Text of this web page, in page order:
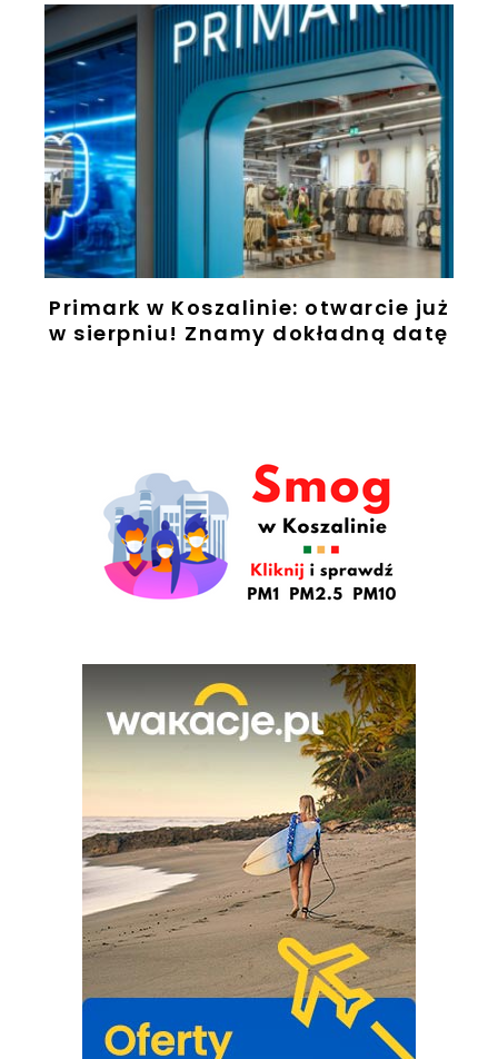
Primark w Koszalinie: otwarcie już
w sierpniu! Znamy dokładną datę